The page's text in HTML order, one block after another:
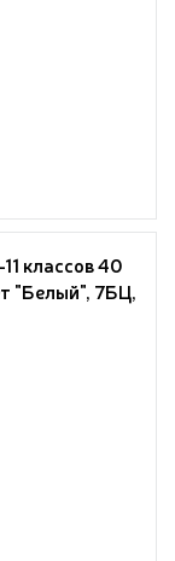
классов 40
"Белый", 7БЦ,